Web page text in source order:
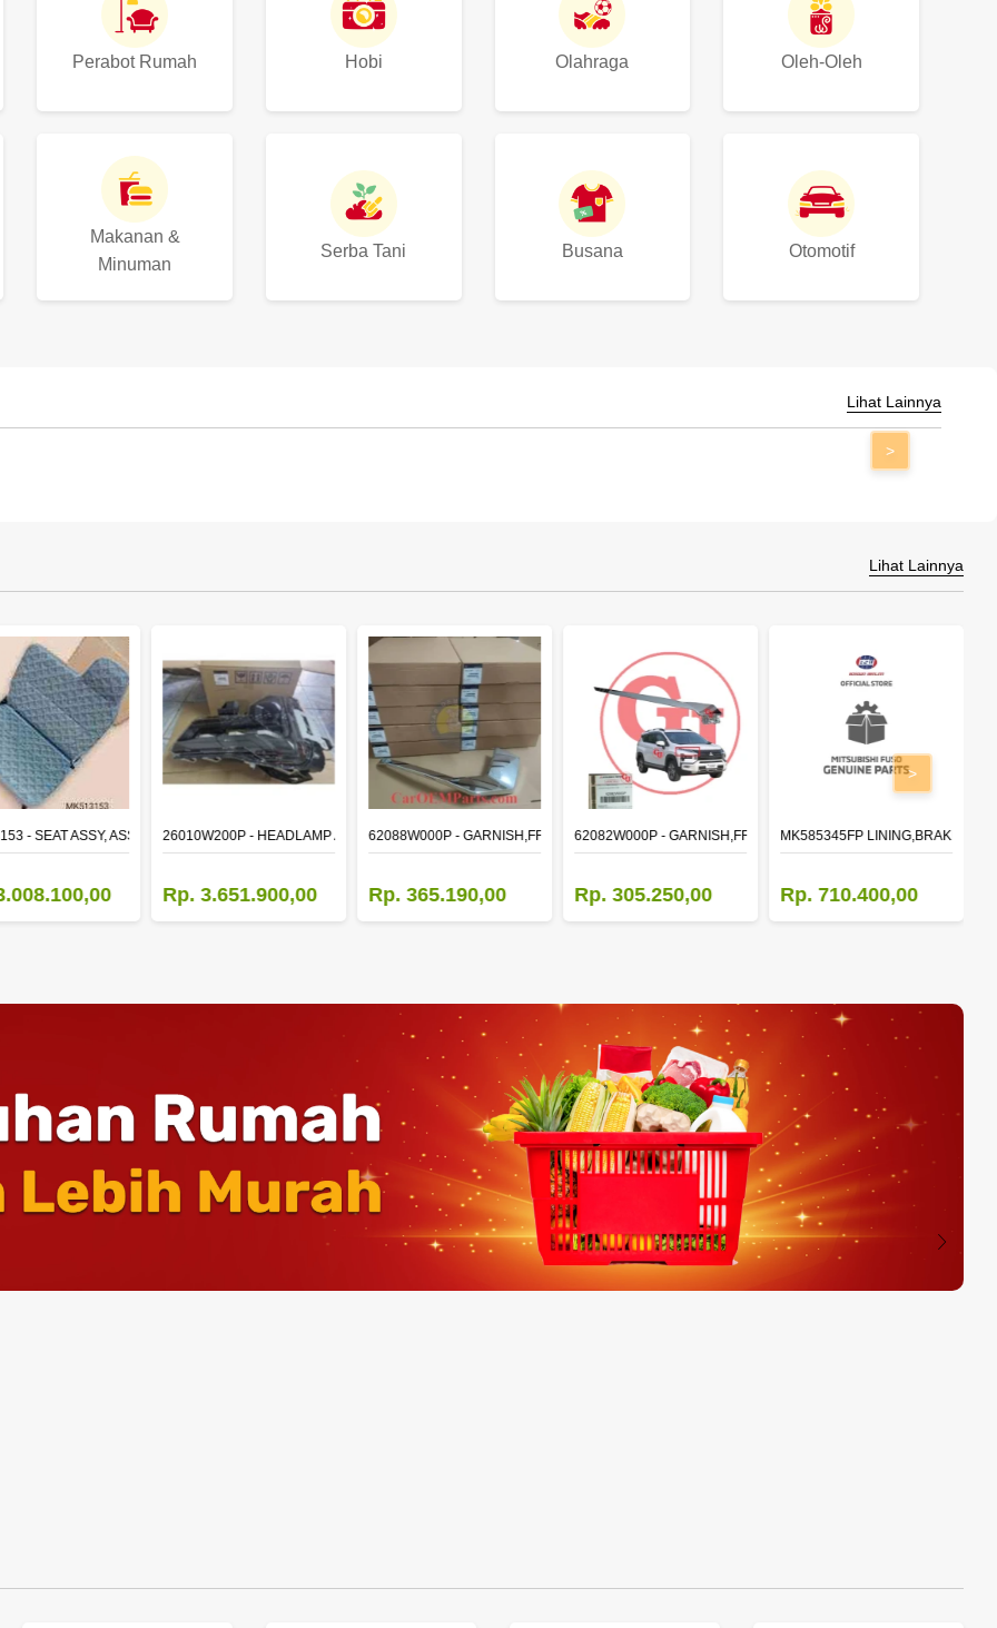
Perabot Rumah Hobi Olahraga Oleh-Oleh
Makanan &
Minuman
Serba Tani Busana Otomotif
Lihat Lainnya
>
Lihat Lainnya
- SEAT ASSY, ASSISTANT26010W200P - HEADLAMP ASSY,RH
Rp. 3.651.900,00
62088W000P - GARNISH,FR BUMPER SIDE
Rp. 365.190,00
62082W000P - GARNISH,FR BUMPER SIDE
Rp. 305.250,00
MK585345FP LINING,BRAKE
Rp. 710.400,00
>